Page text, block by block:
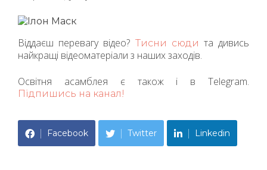
Віддаєш перевагу відео? Тисни сюди та дивись
найкращі відеоматеріали з наших заходів.
Освітня асамблея є також і в Telegram.
Підпишись на канал!
Facebook Twitter Linkedin